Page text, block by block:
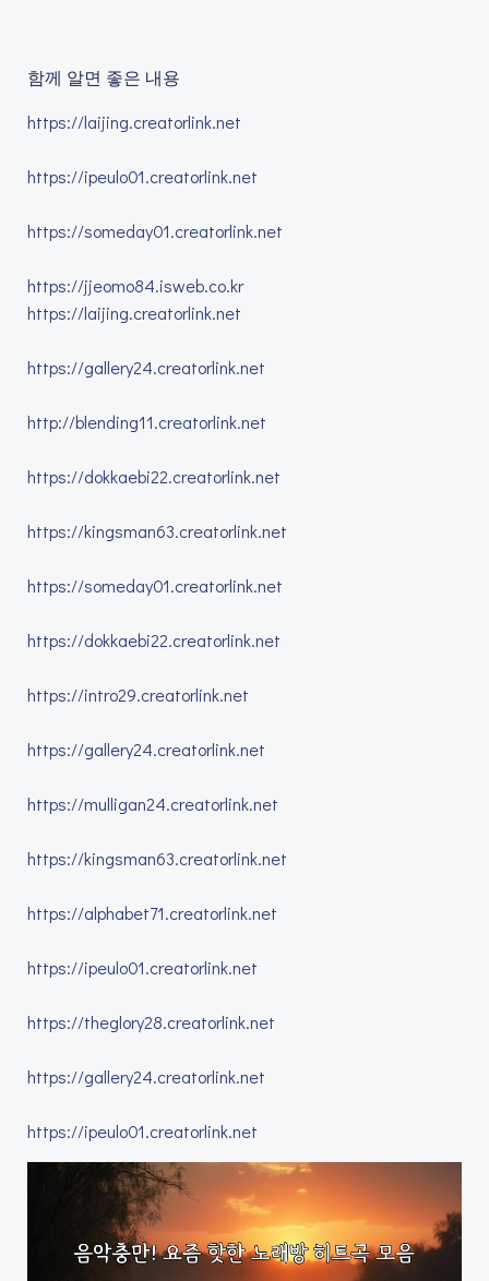
함께 알면 좋은 내용
https://laijing.creatorlink.net
https://ipeulo01.creatorlink.net
https://someday01.creatorlink.net
https://jjeomo84.isweb.co.kr
https://laijing.creatorlink.net
https://gallery24.creatorlink.net
http://blending11.creatorlink.net
https://dokkaebi22.creatorlink.net
https://kingsman63.creatorlink.net
https://someday01.creatorlink.net
https://dokkaebi22.creatorlink.net
https://intro29.creatorlink.net
https://gallery24.creatorlink.net
https://mulligan24.creatorlink.net
https://kingsman63.creatorlink.net
https://alphabet71.creatorlink.net
https://ipeulo01.creatorlink.net
https://theglory28.creatorlink.net
https://gallery24.creatorlink.net
https://ipeulo01.creatorlink.net